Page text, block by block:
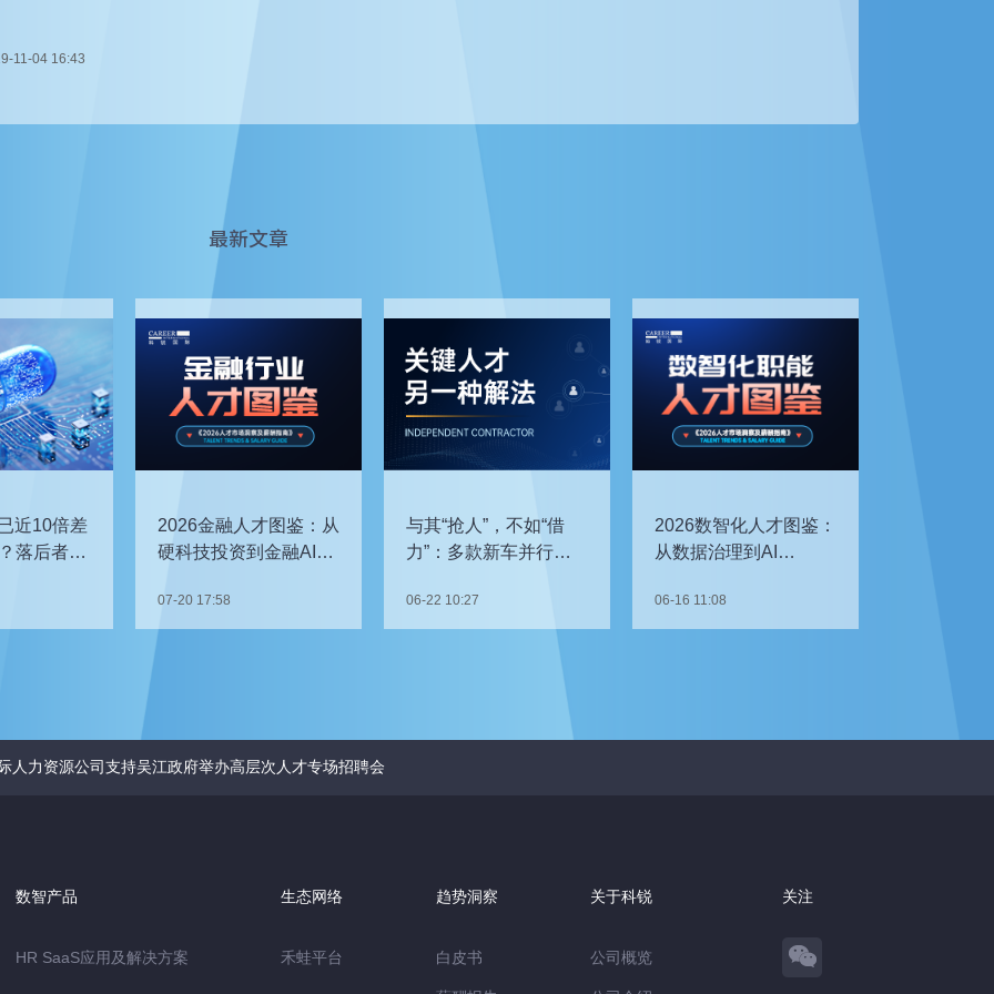
11-04 16:43
最新文章
近10倍差
落后者该
2026金融人才图鉴：从
硬科技投资到金融AI，
单？
07-20 17:58
与其“抢人”，不如“借
力”：多款新车并行开
关键人才？
06-22 10:27
2026数智化人才图鉴：
从数据治理到AI
06-16 11:08
人力资源公司支持吴江政府举办高层次人才专场招聘会
数智产品
HR SaaS应用及解决方案
生态网络
禾蛙平台
趋势洞察
白皮书
关于科锐
公司概览
关注